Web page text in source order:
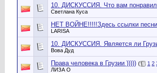
10. ДИСКУССИЯ. Что вам
Светлана Куса
НЕТ ВОЙНЕ!!!!!Здесь ссылки песни
LARISA
10. ДИСКУССИЯ. Является ли
Вова Дуд
Права человека в Грузии ))))) ( 1 2
ЛИЗА О